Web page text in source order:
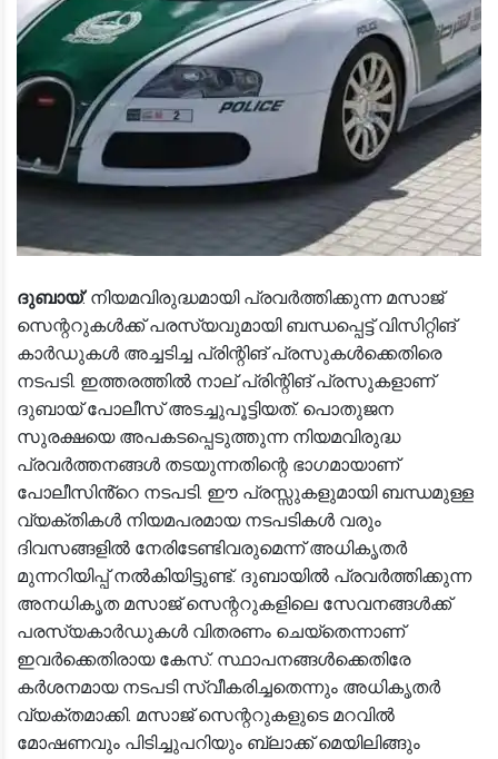
ദുബായ്: നിയമവിരുദ്ധമായി പ്രവർത്തിക്കുന്ന മസാജ്
സെന്ററുകൾക്ക് പരസ്യവുമായി ബന്ധപ്പെട്ട് വിസിറ്റിങ്
കാർഡുകൾ അച്ചടിച്ച പ്രിന്റിങ് പ്രസുകൾക്കെതിരെ
നടപടി. ഇത്തരത്തിൽ നാല് പ്രിന്റിങ് പ്രസുകളാണ്
ദുബായ് പോലീസ് അടച്ചുപൂട്ടിയത്. പൊതുജന
സുരക്ഷയെ അപകടപ്പെടുത്തുന്ന നിയമവിരുദ്ധ
പ്രവർത്തനങ്ങൾ തടയുന്നതിന്റെ ഭാഗമായാണ്
പോലീസിൻ്റെ നടപടി. ഈ പ്രസ്സുകളുമായി ബന്ധമുള്ള
വ്യക്തികൾ നിയമപരമായ നടപടികൾ വരും
ദിവസങ്ങളിൽ നേരിടേണ്ടിവരുമെന്ന് അധികൃതർ
മുന്നറിയിപ്പ് നൽകിയിട്ടുണ്ട്. ദുബായിൽ പ്രവർത്തിക്കുന്ന
അനധികൃത മസാജ് സെന്ററുകളിലെ സേവനങ്ങൾക്ക്
പരസ്യകാർഡുകൾ വിതരണം ചെയ്തെന്നാണ്
ഇവർക്കെതിരായ കേസ്. സ്ഥാപനങ്ങൾക്കെതിരേ
കർശനമായ നടപടി സ്വീകരിച്ചതെന്നും അധികൃതർ
വ്യക്തമാക്കി. മസാജ് സെന്ററുകളുടെ മറവിൽ
മോഷണവും പിടിച്ചുപറിയും ബ്ലാക്ക് മെയിലിങ്ങും